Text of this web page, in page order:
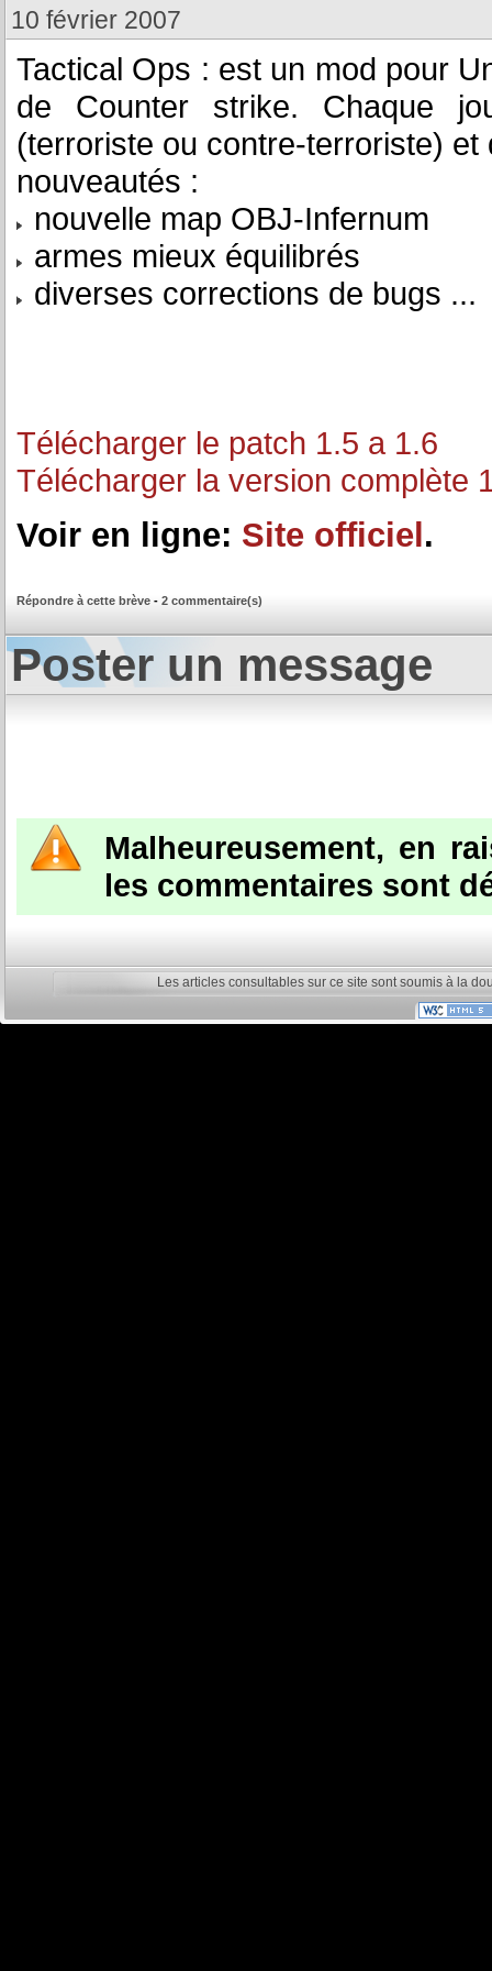
10 février 2007
Tactical Ops : est un mod pour
de Counter strike. Chaque
(terroriste ou contre-terroriste) et
nouveautés :
nouvelle map OBJ-Infernum
armes mieux équilibrés
diverses corrections de bugs ...
Télécharger le patch 1.5 a 1.6
Télécharger la version complète
Voir en ligne: Site officiel.
Répondre à cette brève - 2 commentaire(s)
Poster un message
Malheureusement, en
les commentaires sont
Les articles consultables sur ce site sont soumis à la